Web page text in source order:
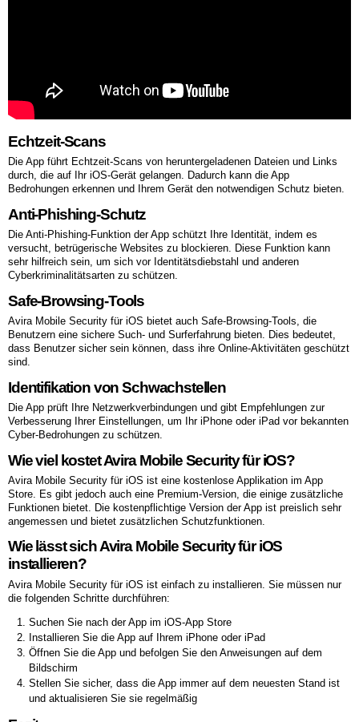
Echtzeit-Scans
Die App führt Echtzeit-Scans von heruntergeladenen Dateien und Links
durch, die auf Ihr iOS-Gerät gelangen. Dadurch kann die App
Bedrohungen erkennen und Ihrem Gerät den notwendigen Schutz bieten.
Anti-Phishing-Schutz
Die Anti-Phishing-Funktion der App schützt Ihre Identität, indem es
versucht, betrügerische Websites zu blockieren. Diese Funktion kann
sehr hilfreich sein, um sich vor Identitätsdiebstahl und anderen
Cyberkriminalitätsarten zu schützen.
Safe-Browsing-Tools
Avira Mobile Security für iOS bietet auch Safe-Browsing-Tools, die
Benutzern eine sichere Such- und Surferfahrung bieten. Dies bedeutet,
dass Benutzer sicher sein können, dass ihre Online-Aktivitäten geschützt
sind.
Identifikation von Schwachstellen
Die App prüft Ihre Netzwerkverbindungen und gibt Empfehlungen zur
Verbesserung Ihrer Einstellungen, um Ihr iPhone oder iPad vor bekannten
Cyber-Bedrohungen zu schützen.
Wie viel kostet Avira Mobile Security für iOS?
Avira Mobile Security für iOS ist eine kostenlose Applikation im App
Store. Es gibt jedoch auch eine Premium-Version, die einige zusätzliche
Funktionen bietet. Die kostenpflichtige Version der App ist preislich sehr
angemessen und bietet zusätzlichen Schutzfunktionen.
Wie lässt sich Avira Mobile Security für iOS
installieren?
Avira Mobile Security für iOS ist einfach zu installieren. Sie müssen nur
die folgenden Schritte durchführen:
Suchen Sie nach der App im iOS-App Store
Installieren Sie die App auf Ihrem iPhone oder iPad
Öffnen Sie die App und befolgen Sie den Anweisungen auf dem
Bildschirm
Stellen Sie sicher, dass die App immer auf dem neuesten Stand ist
und aktualisieren Sie sie regelmäßig